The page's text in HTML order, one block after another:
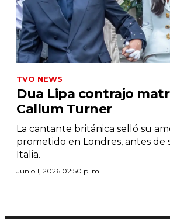
TVO NEWS
Dua Lipa contrajo
Callum Turner
La cantante británica selló su
prometido en Londres, antes de
Italia.
Junio 1, 2026 02:50 p. m.